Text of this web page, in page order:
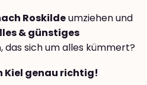
Roskildeumziehen und
& günstiges
, das sich um alles kümmert?
Kiel genau richtig!